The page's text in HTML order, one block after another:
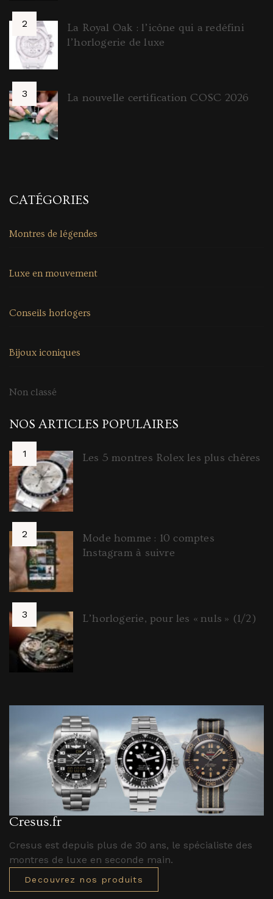
La Royal Oak : l’icône qui a redéfini
l’horlogerie de luxe
La nouvelle certification COSC 2026
CATÉGORIES
Montres de légendes
Luxe en mouvement
Conseils horlogers
Bijoux iconiques
Non classé
NOS ARTICLES POPULAIRES
Les 5 montres Rolex les plus chères
Mode homme : 10 comptes
Instagram à suivre
L’horlogerie, pour les « nuls » (1/2)
Cresus.fr
Cresus est depuis plus de 30 ans, le spécialiste des
montres de luxe en seconde main.
Decouvrez nos produits